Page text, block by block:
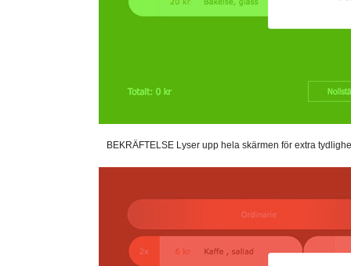
BEKRÄFTELSE Lyser upp hela skärmen för extra